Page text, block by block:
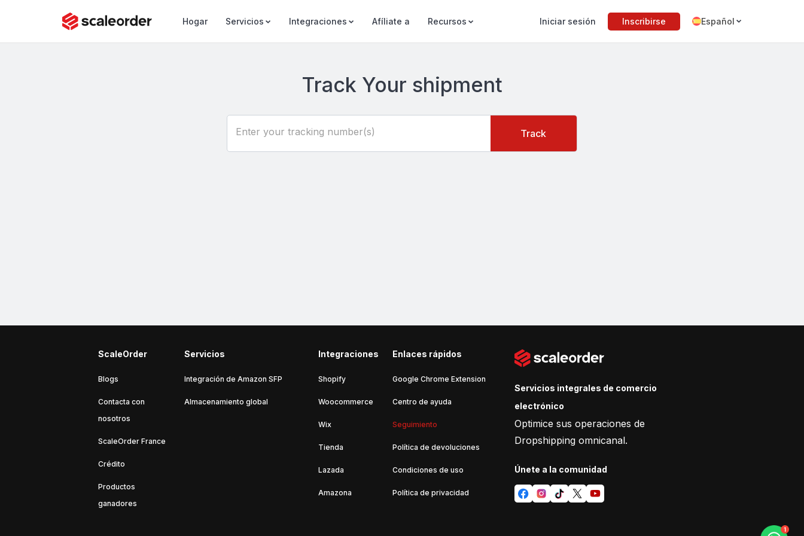
Hogar Servicios Integraciones Afíliate a Recursos Iniciar sesión Inscribirse Español
Track Your shipment
Enter your tracking number(s) Track
ScaleOrder
Blogs
Contacta con
nosotros
ScaleOrder France
Crédito
Productos
ganadores
Servicios
Integración de Amazon SFP
Almacenamiento global
Integraciones
Shopify
Woocommerce
Wix
Tienda
Lazada
Amazona
Enlaces rápidos
Google Chrome Extension
Centro de ayuda
Seguimiento
Política de devoluciones
Condiciones de uso
Política de privacidad
Servicios integrales de comercio
electrónico
Optimice sus operaciones de
Dropshipping omnicanal.
Únete a la comunidad